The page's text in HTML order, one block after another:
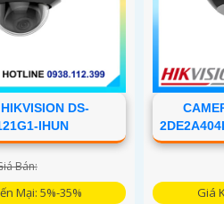
DS-
IHUN
Bán:
Mại: 5%-35% Giá